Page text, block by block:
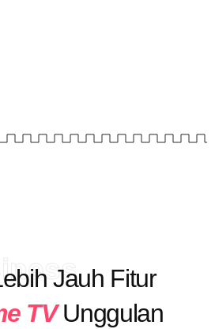
Jauh Fitur
TVUnggulan